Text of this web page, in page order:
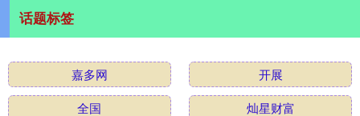
话题标签
嘉多网
开展
全国
灿星财富